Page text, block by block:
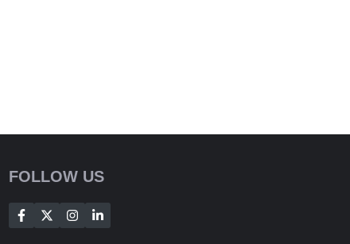
FOLLOW US